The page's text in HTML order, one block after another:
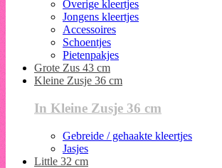
Overige kleertjes
Jongens kleertjes
Accessoires
Schoentjes
Pietenpakjes
Grote Zus 43 cm
Kleine Zusje 36 cm
In Kleine Zusje 36 cm
Gebreide / gehaakte kleertjes
Jasjes
Little 32 cm